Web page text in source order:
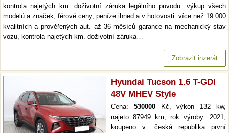
kontrola najetých km. doživotní záruka legálního původu. výkup všech
modelů a značek, férové ceny, peníze ihned a v hotovosti. více než 19 000
kvalitních a prověřených aut. až 36 měsíců garance na mechanický stav
vozu, kontrola najetých km. doživotní záruka…
Zobrazit inzerát
Hyundai Tucson 1.6 T-GDI
48V MHEV Style
Cena: 530000Kč, výkon 132 kw,
najeto 87949 km, rok výroby: 2021,
koupeno v: česká republika první